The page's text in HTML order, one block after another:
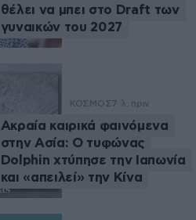
θέλει να μπει στο Draft των
γυναικών του 2027
ΚΟΣΜΟΣ7 λ. πριν
Ακραία καιρικά φαινόμενα
στην Ασία: Ο τυφώνας
Dolphin χτύπησε την Ιαπωνία
και «απειλεί» την Κίνα